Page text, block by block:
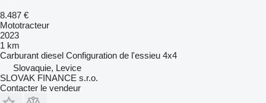
8.487 €
Mototracteur
2023
1 km
Carburant diesel Configuration de l'essieu 4x4
Slovaquie, Levice
SLOVAK FINANCE s.r.o.
Contacter le vendeur